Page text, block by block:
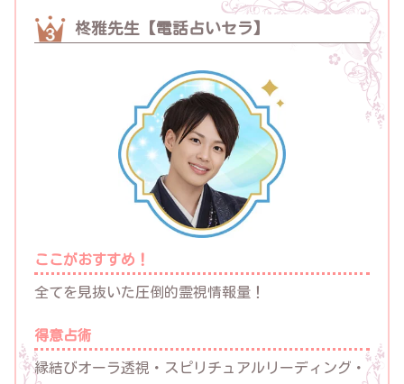
柊雅先生【電話占いセラ】
ここがおすすめ！
全てを見抜いた圧倒的霊視情報量！
得意占術
縁結びオーラ透視・スピリチュアルリーディング・